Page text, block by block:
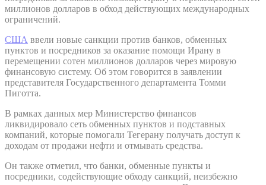
миллионов долларов в обход действующих международных
ограничений.
США ввели новые санкции против банков, обменных
пунктов и посредников за оказание помощи Ирану в
перемещении сотен миллионов долларов через мировую
финансовую систему. Об этом говорится в заявлении
представителя Государственного департамента Томми
Пиготта.
В рамках данных мер Министерство финансов
ликвидировало сеть обменных пунктов и подставных
компаний, которые помогали Тегерану получать доступ к
доходам от продажи нефти и отмывать средства.
Он также отметил, что банки, обменные пункты и
посредники, содействующие обходу санкций, неизбежно